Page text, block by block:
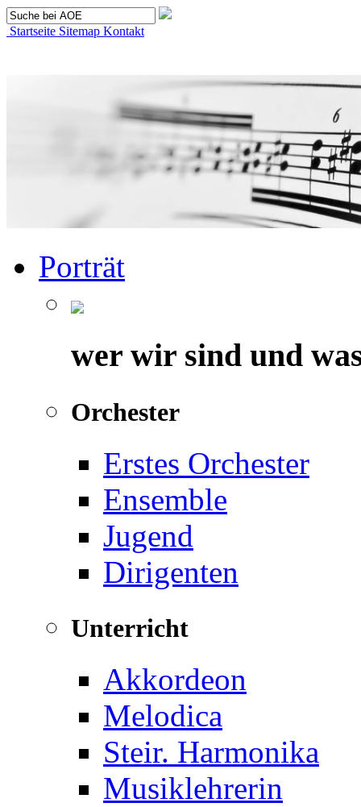
Startseite Sitemap Kontakt
Porträt
wer wir sind und
Orchester
Erstes Orchester
Ensemble
Jugend
Dirigenten
Unterricht
Akkordeon
Melodica
Steir. Harmonika
Musiklehrerin